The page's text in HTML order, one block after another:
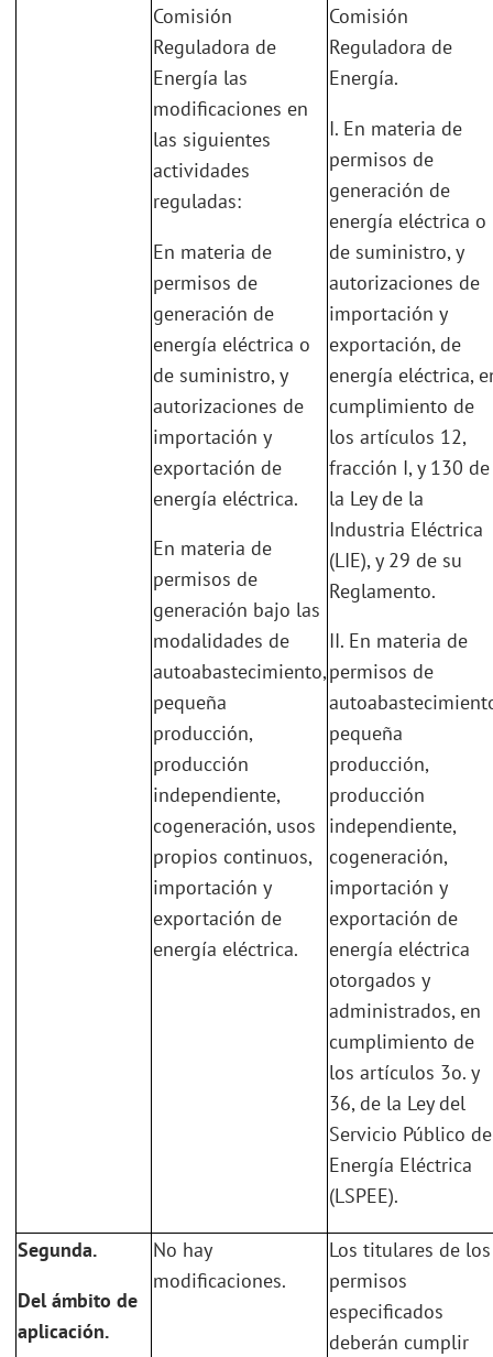
Comisión
Reguladora de
Energía las
modificaciones en
las siguientes
actividades
reguladas:
En materia de
permisos de
generación de
energía eléctrica o
de suministro, y
autorizaciones de
importación y
exportación de
energía eléctrica.
En materia de
permisos de
generación bajo las
modalidades de
autoabastecimiento,
pequeña
producción,
producción
independiente,
cogeneración, usos
propios continuos,
importación y
exportación de
energía eléctrica.
Comisión
Reguladora de
Energía.
I. En materia de
permisos de
generación de
energía eléctrica o
de suministro, y
autorizaciones de
importación y
exportación, de
energía eléctrica,
cumplimiento de
los artículos 12,
fracción I, y 130 de
la Ley de la
Industria Eléctrica
(LIE), y 29 de su
Reglamento.
II. En materia de
permisos de
pequeña
producción,
producción
independiente,
cogeneración,
importación y
exportación de
energía eléctrica
otorgados y
administrados, en
cumplimiento de
los artículos 3o. y
36, de la Ley del
Servicio Público de
Energía Eléctrica
(LSPEE).
Segunda.
Del ámbito de
aplicación.
No hay
modificaciones.
Los titulares de los
permisos
especificados
deberán cumplir